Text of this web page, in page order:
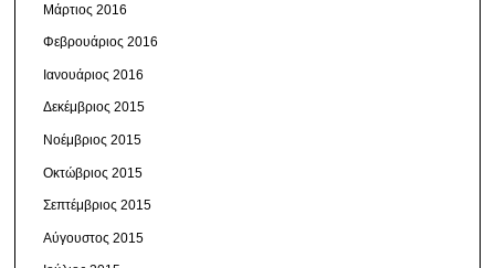
Μάρτιος 2016
Φεβρουάριος 2016
Ιανουάριος 2016
Δεκέμβριος 2015
Νοέμβριος 2015
Οκτώβριος 2015
Σεπτέμβριος 2015
Αύγουστος 2015